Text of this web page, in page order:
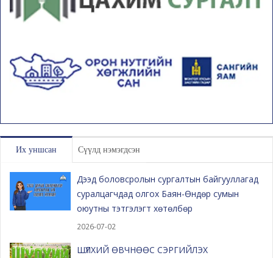
Их уншсан Сүүлд нэмэгдсэн
Дээд боловсролын сургалтын байгууллагад
суралцагчдад олгох Баян-Өндөр сумын
оюутны тэтгэлэгт хөтөлбөр
2026-07-02
ШҮЛХИЙ ӨВЧНӨӨС СЭРГИЙЛЭХ